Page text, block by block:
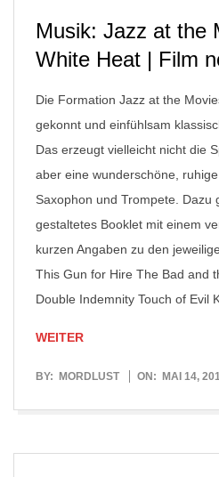
Musik: Jazz at the
White Heat | Film
Die Formation Jazz at the
gekonnt und einfühlsam
Das erzeugt vielleicht nicht die
aber eine wunderschöne,
Saxophon und Trompete. Dazu
gestaltetes Booklet mit einem
kurzen Angaben zu den
This Gun for Hire The Bad and
Double Indemnity Touch of Evil
WEITER
2017-
BY: MORDLUST ON: MAI 14,